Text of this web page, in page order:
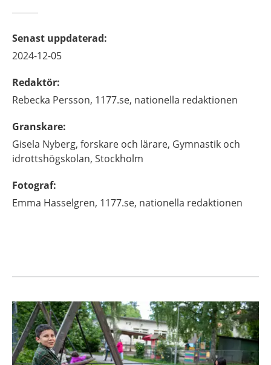
Senast uppdaterad:
2024-12-05
Redaktör:
Rebecka Persson, 1177.se, nationella redaktionen
Granskare:
Gisela Nyberg, forskare och lärare, Gymnastik och
idrottshögskolan, Stockholm
Fotograf:
Emma Hasselgren, 1177.se, nationella redaktionen
Aktuella artiklar